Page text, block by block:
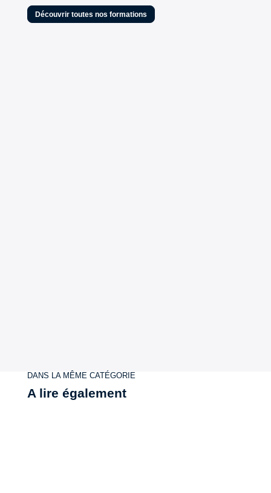
Découvrir toutes nos formations
DANS LA MÊME CATÉGORIE
A lire également